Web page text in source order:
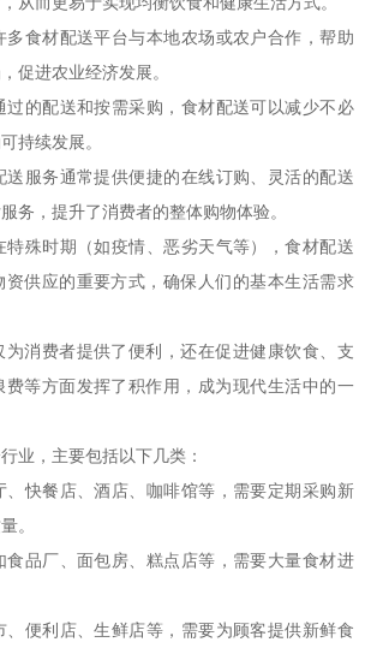
多食材配送平台与本地农场或农户合作，帮助
促进农业经济发展。
过的配送和按需采购，食材配送可以减少不必
持续发展。
送服务通常提供便捷的在线订购、灵活的配送
务，提升了消费者的整体购物体验。
特殊时期（如疫情、恶劣天气等），食材配送
资供应的重要方式，确保人们的基本生活需求
消费者提供了便利，还在促进健康饮食、支
费等方面发挥了积作用，成为现代生活中的一
业，主要包括以下几类：
、快餐店、酒店、咖啡馆等，需要定期采购新
。
食品厂、面包房、糕点店等，需要大量食材进
、便利店、生鲜店等，需要为顾客提供新鲜食